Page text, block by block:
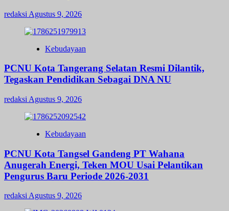
redaksi Agustus 9, 2026
Kebudayaan
PCNU Kota Tangerang Selatan Resmi Dilantik,
Tegaskan Pendidikan Sebagai DNA NU
redaksi Agustus 9, 2026
Kebudayaan
PCNU Kota Tangsel Gandeng PT Wahana
Anugerah Energi, Teken MOU Usai Pelantikan
Pengurus Baru Periode 2026-2031
redaksi Agustus 9, 2026